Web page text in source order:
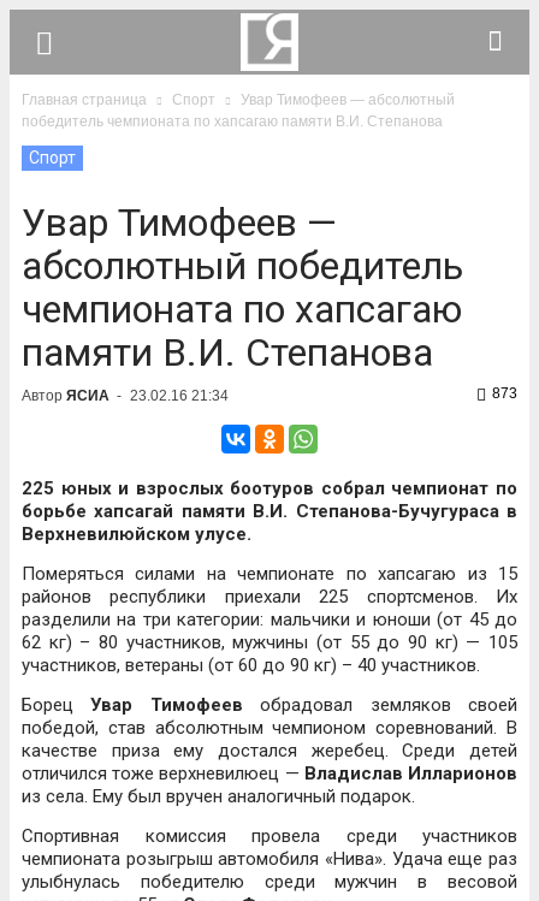
Главная страница Спорт
Увар Тимофеев — абсолютный
победитель чемпионата по хапсагаю памяти В.И. Степанова
Спорт
Увар Тимофеев —
абсолютный победитель
чемпионата по хапсагаю
памяти В.И. Степанова
Автор ЯСИА - 23.02.16 21:34 873
225 юных и взрослых боотуров собрал чемпионат по
борьбе хапсагай памяти В.И. Степанова-Бучугураса в
Верхневилюйском улусе.
Померяться силами на чемпионате по хапсагаю из 15
районов республики приехали 225 спортсменов. Их
разделили на три категории: мальчики и юноши (от 45 до
62 кг) – 80 участников, мужчины (от 55 до 90 кг) — 105
участников, ветераны (от 60 до 90 кг) – 40 участников.
БорецУвар Тимофеев обрадовал земляков своей
победой, став абсолютным чемпионом соревнований. В
качестве приза ему достался жеребец. Среди детей
отличился тоже верхневилюец — Владислав Илларионов
из села. Ему был вручен аналогичный подарок.
Спортивная комиссия провела среди участников
чемпионата розыгрыш автомобиля «Нива». Удача еще раз
улыбнулась победителю среди мужчин в весовой